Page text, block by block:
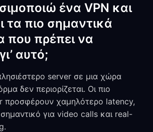
ένα VPN και
τα πιο σημαντικά
που πρέπει να
αυτό;
server σε μια χώρα
δεν περιορίζεται. Οι πιο
προσφέρουν χαμηλότερο latency,
σημαντικό για video calls και real-